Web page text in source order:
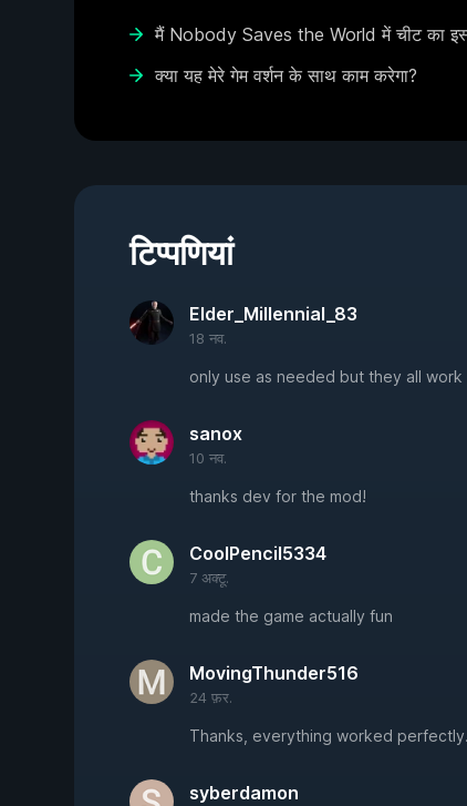
मैं Nobody Saves the World में चीट का
क्या यह मेरे गेम वर्शन के साथ काम करेगा?
टिप्पणियां
Elder_Millennial_83
18 नव.
only use as needed but they all
sanox
10 नव.
thanks dev for the mod!
CoolPencil5334
7 अक्टू.
made the game actually fun
MovingThunder516
24 फ़र.
Thanks, everything worked perfectly.
syberdamon